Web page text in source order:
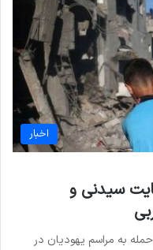
اخبار
سیدنی و
به مراسم یهودیان در